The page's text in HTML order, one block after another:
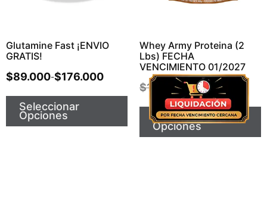
Glutamine Fast ¡ENVIO
GRATIS!
$89.000-$176.000
Seleccionar
Opciones
Whey Army Proteina (2
Lbs) FECHA
VENCIMIENTO 01/2027
$150.000 $109.999
Seleccionar
Opciones